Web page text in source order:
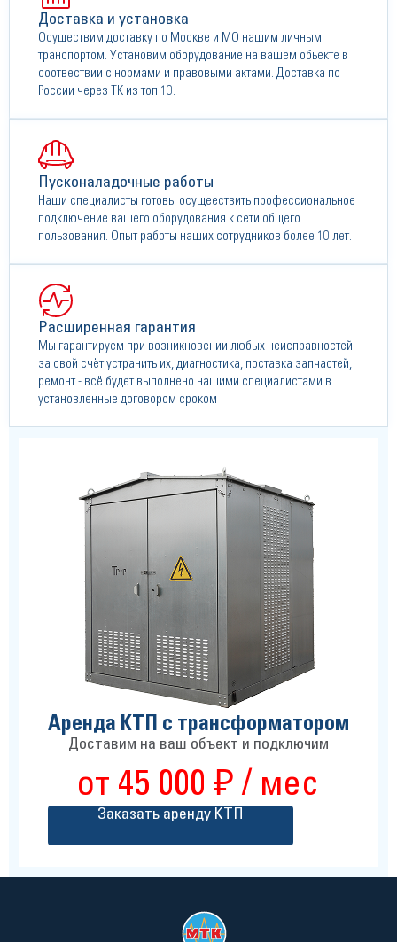
Доставка и установка
Осуществим доставку по Москве и МО нашим личным
транспортом. Установим оборудование на вашем обьекте в
соотвествии с нормами и правовыми актами. Доставка по
России через ТК из топ 10.
Пусконаладочные работы
Наши специалисты готовы осущеествить профессиональное
подключение вашего оборудования к сети общего
пользования. Опыт работы наших сотрудников более 10 лет.
Расширенная гарантия
Мы гарантируем при возникновении любых неисправностей
за свой счёт устранить их, диагностика, поставка запчастей,
ремонт - всё будет выполнено нашими специалистами в
установленные договором сроком
Аренда КТП с трансформатором
Доставим на ваш объект и подключим
от 45 000 ₽ / мес
Заказать аренду КТП